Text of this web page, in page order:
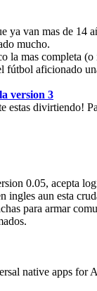
van mas de 14
mucho.
la mas completa
fútbol aficionado
version 3
estas divirtiendo!
0.05, acepta
ingles aun esta
para armar
native apps for